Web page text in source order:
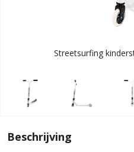
Streetsurfing
Beschrijving